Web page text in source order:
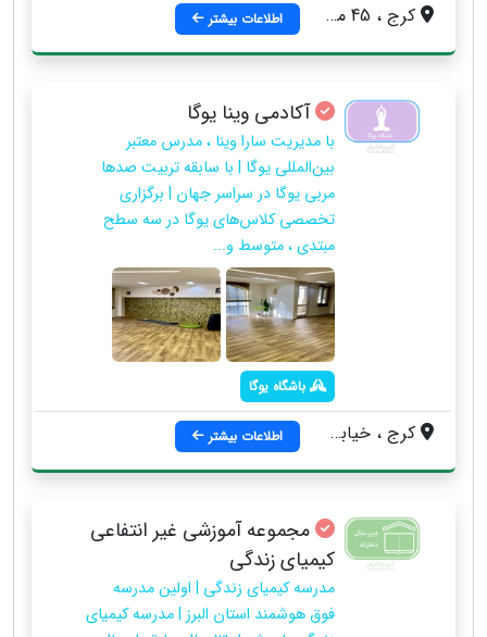
کرج ، 45 متری گلشهر ، ابتدای خیابان درختی ، 200 متر مانده به بانک ملی ، کارواش درختی اطلاعات بیشتر
آکادمی وینا یوگا
با مدیریت سارا وینا ، مدرس معتبر
بین‌المللی یوگا | با سابقه تربیت صدها
مربی یوگا در سراسر جهان | برگزاری
تخصصی کلاس‌های یوگا در سه سطح
مبتدی ، متوسط و...
باشگاه یوگا
کرج ، خیابان درختی ، جنب فروشگاه امیران ، پلاک ۱۳۹ ساختمان آرشیدا ، طبقه سوم ، واحد ۹ اطلاعات بیشتر
مجموعه آموزشی غیر انتفاعی
کیمیای زندگی
مدرسه کیمیای زندگی | اولین مدرسه
فوق هوشمند استان البرز | مدرسه کیمیای